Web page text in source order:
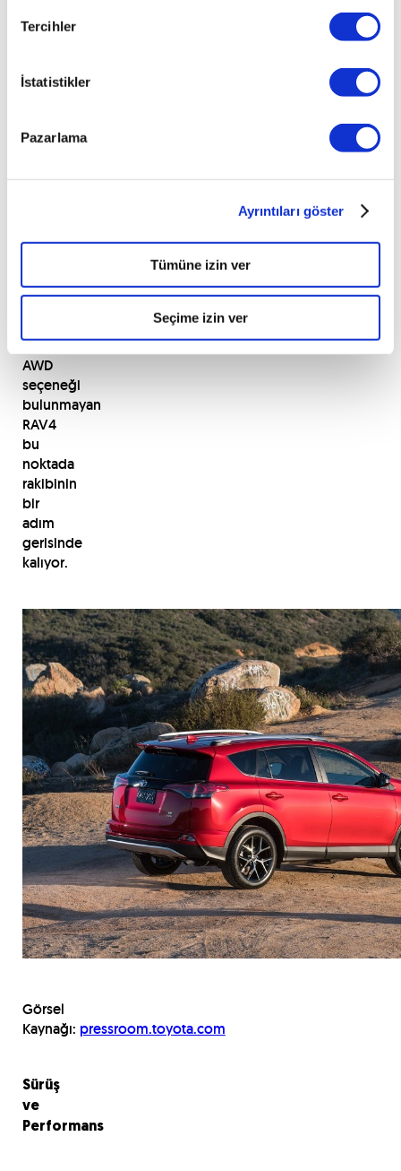
Tercihler
İstatistikler
Pazarlama
Ayrıntıları göster
Tümüne izin ver
Seçime izin ver
(All
Drive)
yani
tekerli
sürüşe
ve
modellerinde
Dizel
AWD
seçeneği
bulunmayan
RAV4
bu
noktada
rakibinin
bir
adım
gerisinde
kalıyor.
Görsel
Kaynağı: pressroom.toyota.com
Sürüş
ve
Performans